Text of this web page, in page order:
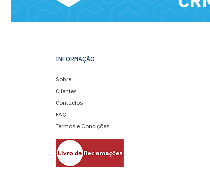
INFORMAÇÃO
Sobre
Clientes
Contactos
FAQ
Termos e Condições